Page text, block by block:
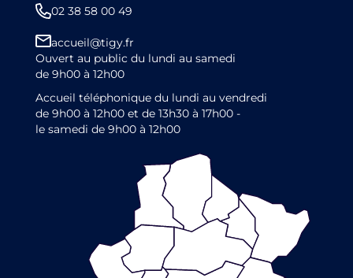
02 38 58 00 49
accueil@tigy.fr
Ouvert au public du lundi au samedi
de 9h00 à 12h00
Accueil téléphonique du lundi au vendredi
de 9h00 à 12h00 et de 13h30 à 17h00 -
le samedi de 9h00 à 12h00